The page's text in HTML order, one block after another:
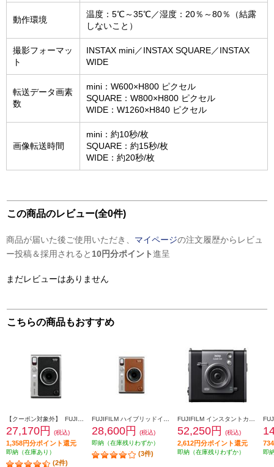
動作環境
温度：5℃～35℃／湿度：20％～80％（結露
しないこと）
撮影フォーマッ
ト
INSTAX mini／INSTAX SQUARE／INSTAX
WIDE
転送データ画素
数
mini：W600×H800 ピクセル
SQUARE：W800×H800 ピクセル
WIDE：W1260×H840 ピクセル
画像転送時間
mini：約10秒/枚
SQUARE：約15秒/枚
WIDE：約20秒/枚
この商品のレビュー(全0件)
商品が届いた後ご使用いただき、 マイページの注文履歴からレビュ
ー投稿＆採用されると 10円分ポイント進呈
まだレビューはありません
こちらの商品もおすすめ
27,170円 (税込)
1,358円分ポイント還元
即納（在庫あり）
(2件)
28,600円
(税込)
即納（在庫残りわずか）
(3件)
52,250円 (税込)
2,612円分ポイント還元
即納（在庫残りわずか） 即